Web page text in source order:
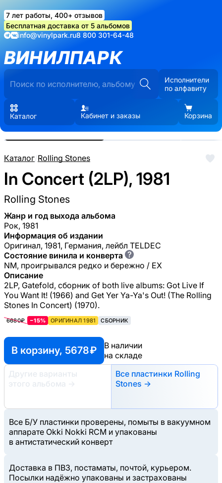
7 лет работы, 400+ отзывов
Бесплатная доставка от 5 альбомов
info@vinylpark.ru8 800 301-64-48
ВИНИЛПАРК
Исполнители
по алфавиту
Каталог Кабинет и заказы Корзина
Каталог/Rolling Stones
In Concert (2LP), 1981
Rolling Stones
Жанр и год выхода альбома
Рок, 1981
Информация об издании
Оригинал, 1981, Германия, лейбл TELDEC
Состояние винила и конверта ?
NM, проигрывался редко и бережно / EX
Описание
2LP, Gatefold, сборник of both live albums: Got Live If
You Want It! (1966) and Get Yer Ya-Ya's Out! (The Rolling
Stones In Concert) (1970).
6680₽ −15% ОРИГИНАЛ 1981 СБОРНИК
В корзину, 5678 ₽
В наличии
на складе
Другие варианты
этого альбома
→
Все пластинки Rolling
Stones →
Все Б/У пластинки проверены, помыты в вакуумном
аппарате Okki Nokki RCM и упакованы
в антистатический конверт
Доставка в ПВЗ, постаматы, почтой, курьером.
Посылки надёжно упакованы и застрахованы
Реальные фото пластинки.
Нажмите, чтобы увеличить